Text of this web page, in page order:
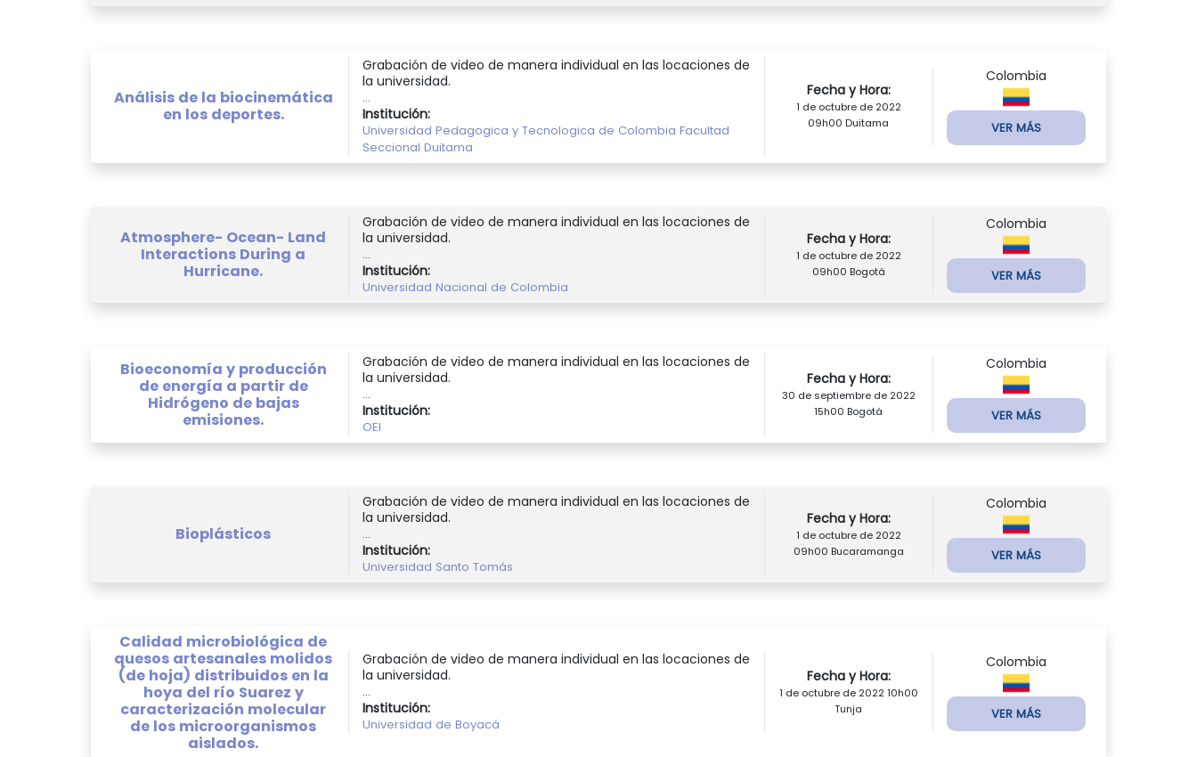
Análisis de la biocinemática
en los deportes.
Grabación de video de manera individual en las locaciones de
la universidad.
...
Institución:
Universidad Pedagogica y Tecnologica de Colombia Facultad
Seccional Duitama
Fecha y Hora:
1 de octubre de 2022
09h00 Duitama
Colombia
VER MÁS
Atmosphere- Ocean- Land
Interactions During a
Hurricane.
Grabación de video de manera individual en las locaciones de
la universidad.
...
Institución:
Universidad Nacional de Colombia
Fecha y Hora:
1 de octubre de 2022
09h00 Bogotá
Colombia
VER MÁS
Bioeconomía y producción
de energía a partir de
Hidrógeno de bajas
emisiones.
Grabación de video de manera individual en las locaciones de
la universidad.
...
Institución:
OEI
Fecha y Hora:
30 de septiembre de 2022
15h00 Bogotá
Colombia
VER MÁS
Bioplásticos
Grabación de video de manera individual en las locaciones de
la universidad.
...
Institución:
Universidad Santo Tomás
Fecha y Hora:
1 de octubre de 2022
09h00 Bucaramanga
Colombia
VER MÁS
Calidad microbiológica de
quesos artesanales molidos
(de hoja) distribuidos en la
hoya del río Suarez y
caracterización molecular
de los microorganismos
aislados.
Grabación de video de manera individual en las locaciones de
la universidad.
...
Institución:
Universidad de Boyacá
Fecha y Hora:
1 de octubre de 2022 10h00
Tunja
Colombia
VER MÁS